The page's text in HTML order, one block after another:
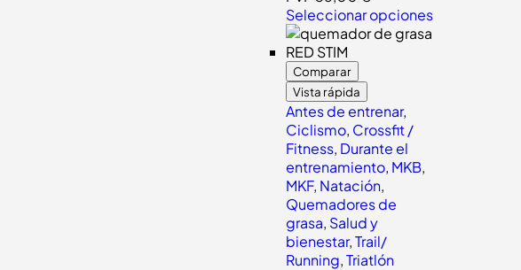
Seleccionar opciones
Comparar
Vista rápida
Antes de entrenar,
Ciclismo, Crossfit /
Fitness, Durante el
entrenamiento, MKB,
MKF, Natación,
Quemadores de
grasa, Salud y
bienestar,Trail/
Running,Triatlón